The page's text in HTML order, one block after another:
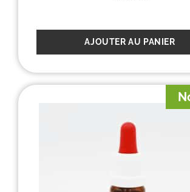
AJOUTER AU PANIER